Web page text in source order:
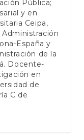
Pública;
y en
Ceipa,
España y
de la
Docente-
en
de
C de